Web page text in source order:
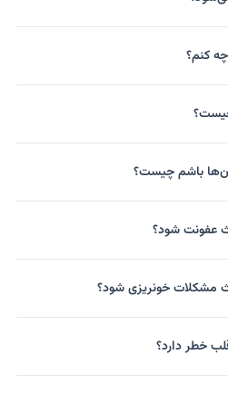
کنم؟
باشم چیست؟
عفونت شود؟
مشکلات خونریزی شود؟
قلب خطر دارد؟